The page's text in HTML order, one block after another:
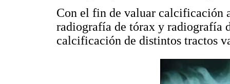
Con el fin de valuar calcificación
radiografía de tórax y radiografía
calcificación de distintos tractos